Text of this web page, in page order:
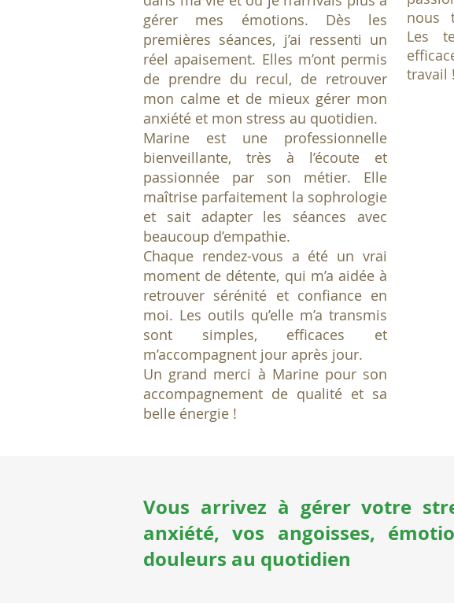
gérer mes émotions. Dès les
premières séances, j’ai ressenti un
réel apaisement. Elles m’ont permis
de prendre du recul, de retrouver
mon calme et de mieux gérer mon
anxiété et mon stress au quotidien.
Marine est une professionnelle
bienveillante, très à l’écoute et
passionnée par son métier. Elle
maîtrise parfaitement la sophrologie
et sait adapter les séances avec
beaucoup d’empathie.
Chaque rendez-vous a été un vrai
moment de détente, qui m’a aidée à
retrouver sérénité et confiance en
moi. Les outils qu’elle m’a transmis
sont simples, efficaces et
m’accompagnent jour après jour.
Un grand merci à Marine pour son
accompagnement de qualité et sa
belle énergie !
nous
Les
travail !
Vous arrivez à gérer votre
anxiété, vos angoisses,
douleurs au quotidien